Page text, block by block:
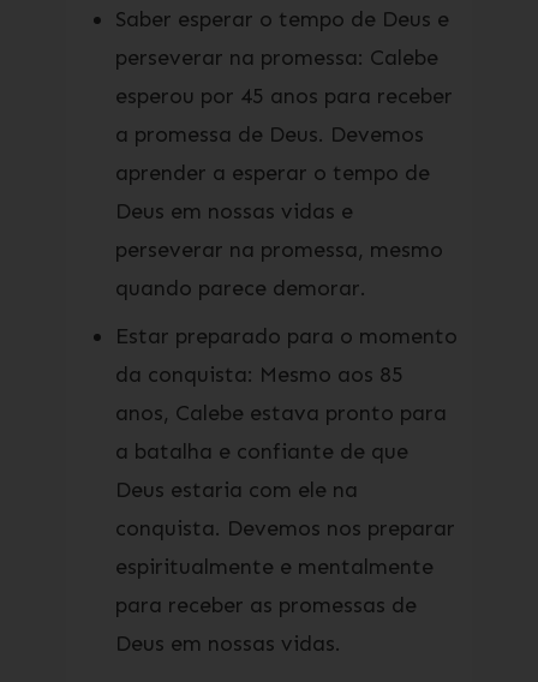
Saber esperar o tempo de Deus e
perseverar na promessa: Calebe
esperou por 45 anos para receber
a promessa de Deus. Devemos
aprender a esperar o tempo de
Deus em nossas vidas e
perseverar na promessa, mesmo
quando parece demorar.
Estar preparado para o momento
da conquista: Mesmo aos 85
anos, Calebe estava pronto para
a batalha e confiante de que
Deus estaria com ele na
conquista. Devemos nos preparar
espiritualmente e mentalmente
para receber as promessas de
Deus em nossas vidas.